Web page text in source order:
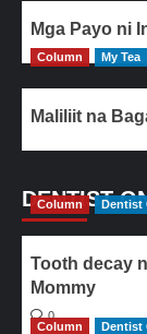
Mga Payo ni
Column My Tea
Maliliit na
DENTIST
Column Dentist
Tooth decay
Mommy
0
Column
Dentist